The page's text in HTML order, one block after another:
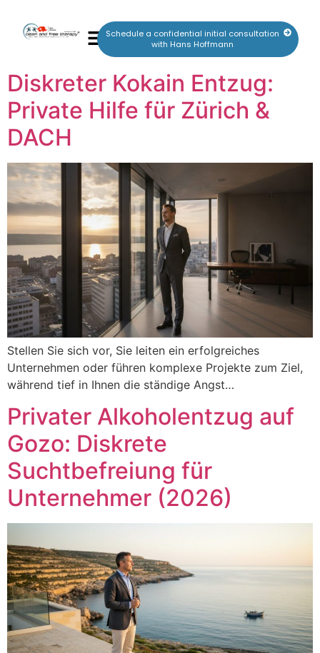
Schedule a confidential initial consultation
with Hans Hoffmann
Diskreter Kokain Entzug:
Private Hilfe für Zürich &
DACH
Stellen Sie sich vor, Sie leiten ein erfolgreiches
Unternehmen oder führen komplexe Projekte zum Ziel,
während tief in Ihnen die ständige Angst…
Privater Alkoholentzug auf
Gozo: Diskrete
Suchtbefreiung für
Unternehmer (2026)